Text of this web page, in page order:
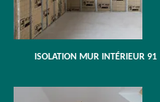
ISOLATION MUR INTÉRIEUR 91